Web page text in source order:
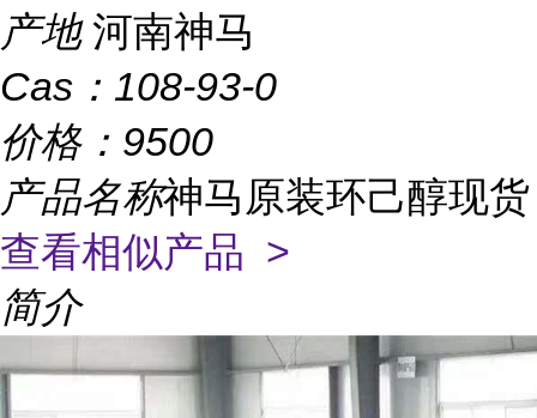
产地 河南神马
Cas： 108-93-0
价格： 9500
产品名称神马原装环己醇现货
查看相似产品 >
简介